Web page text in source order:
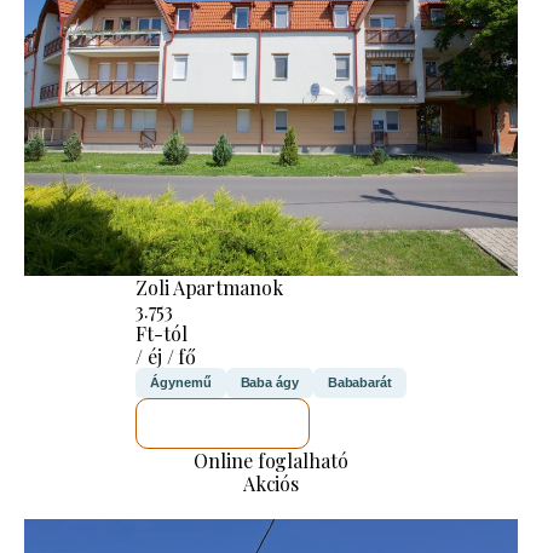
Zoli Apartmanok
3.753
Ft-tól
/ éj / fő
Ágynemű Baba ágy Bababarát
Online foglalható
Akciós